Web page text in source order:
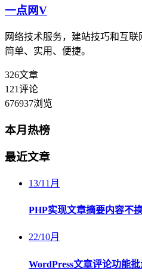
一点网V
网络技术服务，建站技巧和互联
简单、实用、便捷。
326文章
121评论
676937浏览
本月热榜
最近文章
13/11月
PHP实现文章摘要内容不
22/10月
WordPress文章评论功能